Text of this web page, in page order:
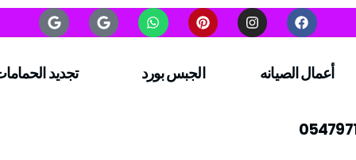
أعمال الصيانه الجبس بورد تجديد